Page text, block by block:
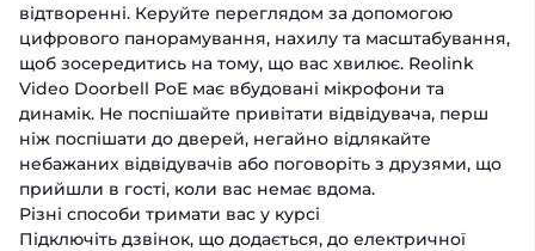
відтворенні. Керуйте переглядом за допомогою
цифрового панорамування, нахилу та масштабування,
щоб зосередитись на тому, що вас хвилює. Reolink
Video Doorbell PoE має вбудовані мікрофони та
динамік. Не поспішайте привітати відвідувача, перш
ніж поспішати до дверей, негайно відлякайте
небажаних відвідувачів або поговоріть з друзями, що
прийшли в гості, коли вас немає вдома.
Різні способи тримати вас у курсі
Підключіть дзвінок, що додається, до електричної